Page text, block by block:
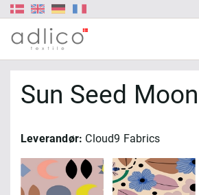
Sun Seed Moon
Leverandør: Cloud9 Fabrics